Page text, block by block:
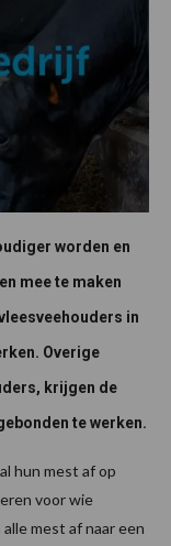
worden en
mee te maken
in
Overige
krijgen de
te werken.
hun mest af op
voor wie
mest af naar een